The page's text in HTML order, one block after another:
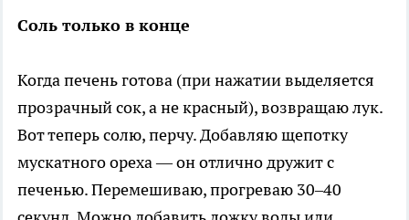
Соль только в конце
Когда печень готова (при нажатии выделяется
прозрачный сок, а не красный), возвращаю лук.
Вот теперь солю, перчу. Добавляю щепотку
мускатного ореха — он отлично дружит с
печенью. Перемешиваю, прогреваю 30–40